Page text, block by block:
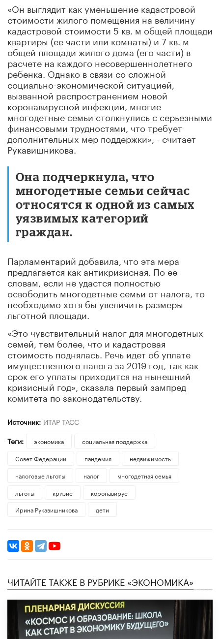
«Он выглядит как уменьшение кадастровой
стоимости жилого помещения на величину
кадастровой стоимости 5 кв. м общей площади
квартиры (ее части или комнаты) и 7 кв. м
общей площади жилого дома (его части) в
расчете на каждого несовершеннолетнего
ребенка. Однако в связи со сложной
социально-экономической ситуацией,
вызванной распространением новой
коронавирусной инфекции, многие
многодетные семьи столкнулись с серьезными
финансовыми трудностями, что требует
дополнительных мер поддержки», - считает
Рукавишникова.
Она подчеркнула, что
многодетные семьи сейчас
относятся к одной из самых
уязвимых категорий
граждан.
Парламентарий добавила, что эта мера
предлагается как антикризисная. По ее
словам, если не удастся полностью
освободить многодетные семьи от налога, то
необходимо хотя бы увеличить размеры
льготной площади.
«Это чувствительный налог для многодетных
семей, тем более, что и кадастровая
стоимость поднялась. Речь идет об уплате
имущественного налога за 2019 год, так как
срок его уплаты приходится на нынешний
кризисный год», сказала первый зампред
комитета по законодательству.
Источник: ИТАР ТАСС
Теги:
экономика
социальная поддержка
Совет Федерации
пандемия
недвижимость
налоговые льготы
налог
многодетная семья
льготы
кризис
коронавирус
Ирина Рукавишникова
дети
ЧИТАЙТЕ ТАКЖЕ В РУБРИКЕ «ЭКОНОМИКА»